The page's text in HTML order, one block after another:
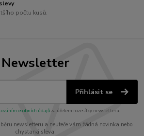
počtu kusů.
Newsletter
Přihlásit se
osobních údajůza účelem rozesílky newsletteru.
newsletteru a neuteče vám žádná novinka nebo
chystaná sleva.